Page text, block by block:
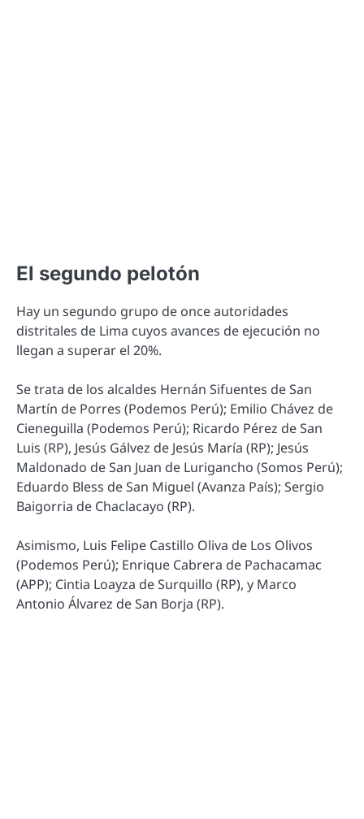
El segundo pelotón
Hay un segundo grupo de once autoridades
distritales de Lima cuyos avances de ejecución no
llegan a superar el 20%.
Se trata de los alcaldes Hernán Sifuentes de San
Martín de Porres (Podemos Perú); Emilio Chávez de
Cieneguilla (Podemos Perú); Ricardo Pérez de San
Luis (RP), Jesús Gálvez de Jesús María (RP); Jesús
Maldonado de San Juan de Lurigancho (Somos Perú);
Eduardo Bless de San Miguel (Avanza País); Sergio
Baigorria de Chaclacayo (RP).
Asimismo, Luis Felipe Castillo Oliva de Los Olivos
(Podemos Perú); Enrique Cabrera de Pachacamac
(APP); Cintia Loayza de Surquillo (RP), y Marco
Antonio Álvarez de San Borja (RP).